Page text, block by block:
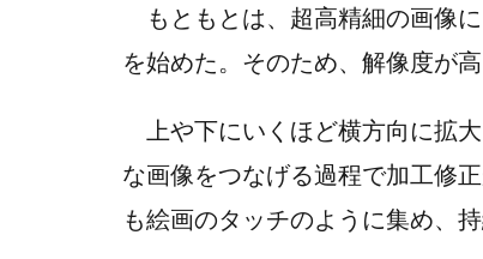
もともとは、超高精細の画像
を始めた。そのため、解像度が
上や下にいくほど横方向に拡
な画像をつなげる過程で加工修
も絵画のタッチのように集め、